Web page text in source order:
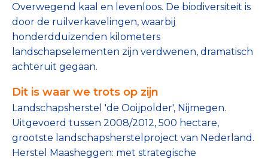
CBF-publicaties
State of the Sector
Het Nederlandse Donateurspanel
Contact & Signalen
Check keurmerk goede doelen
Overwegend kaal en levenloos. De biodiversiteit is
door de ruilverkavelingen, waarbij
honderdduizenden kilometers
landschapselementen zijn verdwenen, dramatisch
achteruit gegaan.
Dit is waar we trots op zijn
Landschapsherstel 'de Ooijpolder', Nijmegen.
Uitgevoerd tussen 2008/2012, 500 hectare,
grootste landschapsherstelproject van Nederland.
Herstel Maasheggen: met strategische